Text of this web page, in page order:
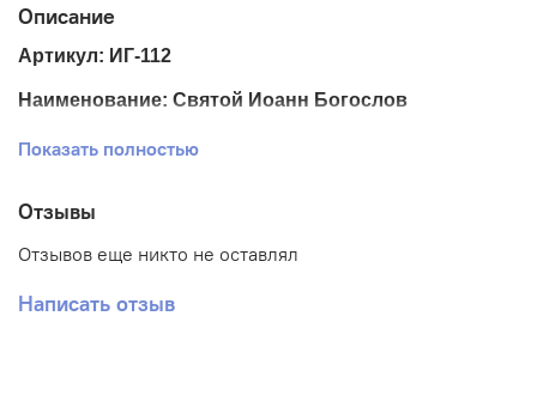
Описание
Артикул: ИГ-112
Наименование: Святой Иоанн Богослов
Размер ткани 20*24 см
Показать полностью
Отзывы
Отзывов еще никто не оставлял
Написать отзыв